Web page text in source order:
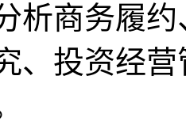
析商务履
、投资经